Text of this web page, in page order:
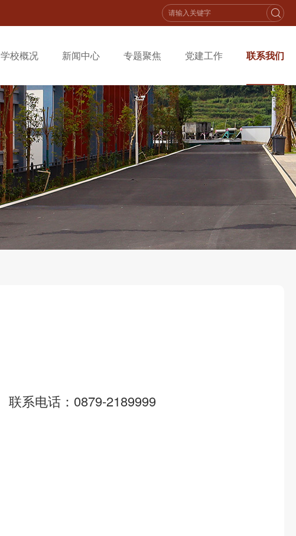
学校概况 新闻中心 专题聚焦 党建工作 联系我们
联系电话： 0879-2189999